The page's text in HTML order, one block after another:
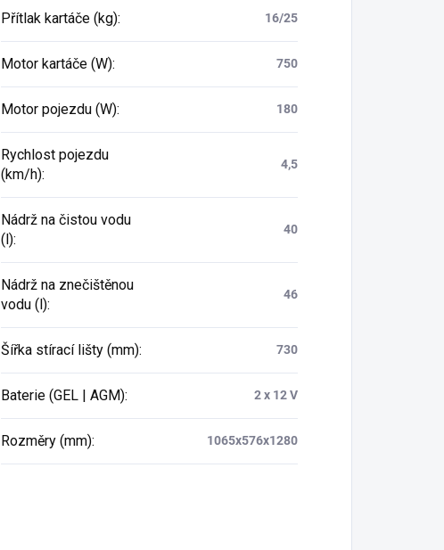
Přítlak kartáče (kg): 16/25
Motor kartáče (W): 750
Motor pojezdu (W): 180
Rychlost pojezdu
(km/h):
4,5
Nádrž na čistou vodu
(l):
40
Nádrž na znečištěnou
vodu (l):
46
Šířka stírací lišty (mm): 730
Baterie (GEL | AGM): 2 x 12 V
Rozměry (mm): 1065x576x1280